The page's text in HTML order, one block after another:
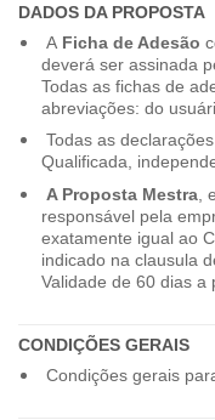
DADOS DA PROPOSTA
A Ficha de Adesão
deverá ser assinada
Todas as fichas de
abreviações: do
Todas as
Qualificada,
A Proposta Mestra,
responsável pela
exatamente igual ao
indicado na clausula
Validade de 60 dias a
CONDIÇÕES GERAIS
Condições gerais